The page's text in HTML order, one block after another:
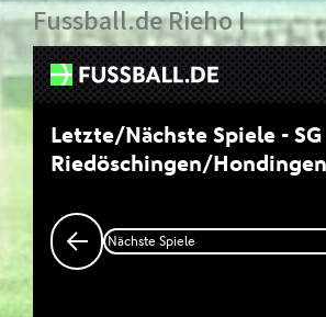
Fussball.de Rieho I